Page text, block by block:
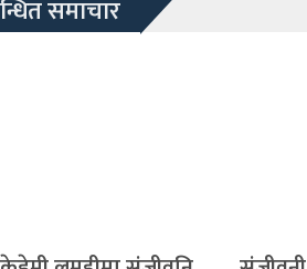
समाचार